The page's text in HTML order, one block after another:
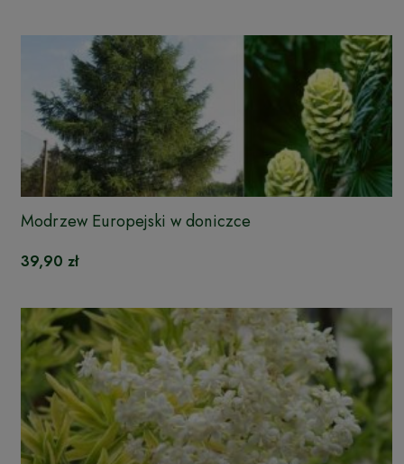
Modrzew Europejski w doniczce
39,90 zł